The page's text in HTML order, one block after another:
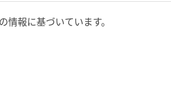
報に基づいています。